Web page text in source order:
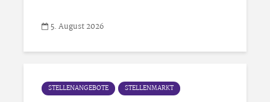
5. August 2026
STELLENANGEBOTE STELLENMARKT